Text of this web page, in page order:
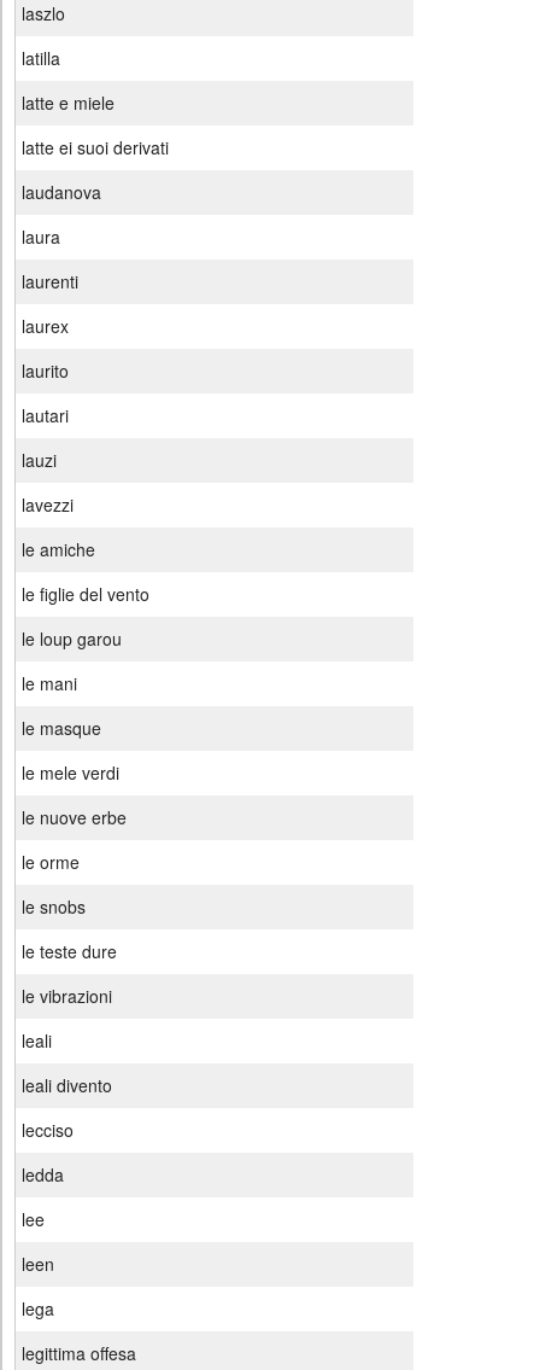
laszlo
latilla
latte e miele
latte ei suoi derivati
laudanova
laura
laurenti
laurex
laurito
lautari
lauzi
lavezzi
le amiche
le figlie del vento
le loup garou
le mani
le masque
le mele verdi
le nuove erbe
le orme
le snobs
le teste dure
le vibrazioni
leali
leali divento
lecciso
ledda
lee
leen
lega
legittima offesa